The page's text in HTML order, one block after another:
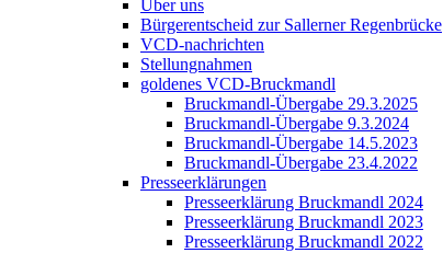
Über uns
Bürgerentscheid zur Sallerner Regenbrücke
VCD-nachrichten
Stellungnahmen
goldenes VCD-Bruckmandl
Bruckmandl-Übergabe 29.3.2025
Bruckmandl-Übergabe 9.3.2024
Bruckmandl-Übergabe 14.5.2023
Bruckmandl-Übergabe 23.4.2022
Presseerklärungen
Presseerklärung Bruckmandl 2024
Presseerklärung Bruckmandl 2023
Presseerklärung Bruckmandl 2022